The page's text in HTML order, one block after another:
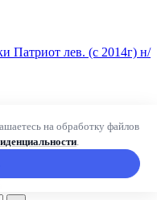
Патриот лев. (с 2014г) н/
на обработку файлов
.